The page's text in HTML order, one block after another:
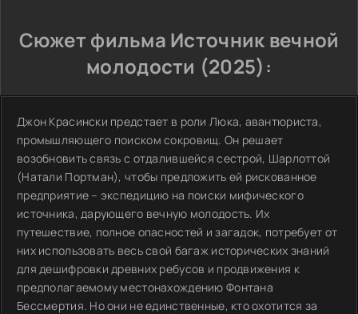
Сюжет фильма Источник вечной
молодости (2025):
Джон Красински предстает в роли Люка, авантюриста,
промышляющего поиском сокровищ. Он решает
возобновить связь с отдалившейся сестрой, Шарлоттой
(Натали Портман), чтобы предложить ей рискованное
предприятие – экспедицию на поиски мифического
источника, дарующего вечную молодость. Их
путешествие, полное опасностей и загадок, потребует от
них использовать весь свой багаж исторических знаний
для дешифровки древних ребусов и продвижения к
предполагаемому местонахождению Фонтана
Бессмертия. Но они не единственные, кто охотится за